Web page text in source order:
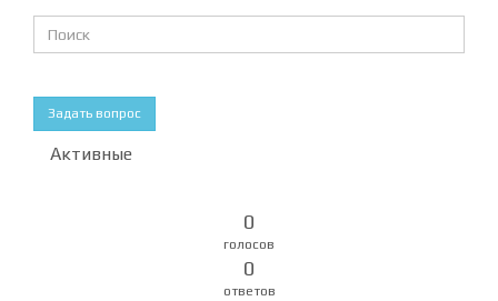
Задать вопрос
Активные
0
голосов
0
ответов